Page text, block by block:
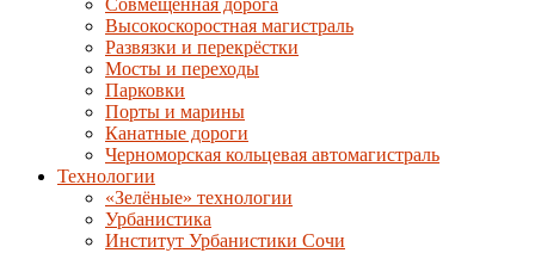
Совмещённая дорога
Высокоскоростная магистраль
Развязки и перекрёстки
Мосты и переходы
Парковки
Порты и марины
Канатные дороги
Черноморская кольцевая автомагистраль
Технологии
«Зелёные» технологии
Урбанистика
Институт Урбанистики Сочи